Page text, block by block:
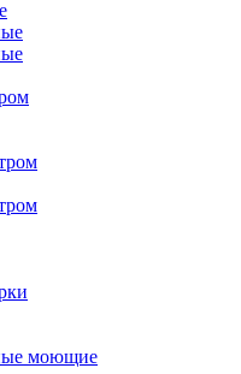
моющие